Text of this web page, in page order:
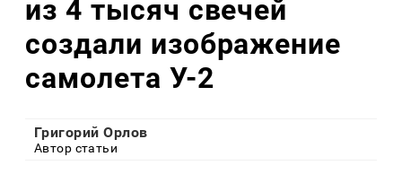
из 4 тысяч свечей
создали изображение
самолета У-2
Григорий Орлов
Автор статьи